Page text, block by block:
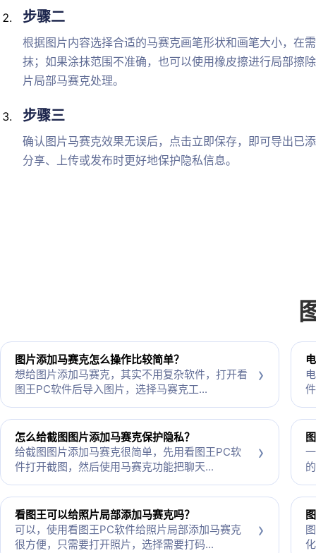
步骤二
根据图片内容选择合适的马赛克画笔形状和画笔大小，在
抹；如果涂抹范围不准确，也可以使用橡皮擦进行局部擦
片局部马赛克处理。
步骤三
确认图片马赛克效果无误后，点击立即保存，即可导出已
分享、上传或发布时更好地保护隐私信息。
图片添加马赛克怎么操作比较简单？
想给图片添加马赛克，其实不用复杂软件，打开看
图王PC软件后导入图片，选择马赛克工...
›
怎么给截图图片添加马赛克保护隐私？
给截图图片添加马赛克很简单，先用看图王PC软
件打开截图，然后使用马赛克功能把聊天...
›
看图王可以给照片局部添加马赛克吗？
可以，使用看图王PC软件给照片局部添加马赛克
很方便，只需要打开照片，选择需要打码...
›